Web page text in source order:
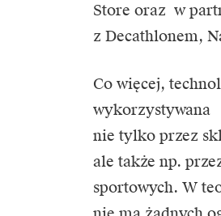
Store oraz w
z Decathlonem,
Co więcej,
wykorzystywana
nie tylko przez
ale także np.
sportowych. W